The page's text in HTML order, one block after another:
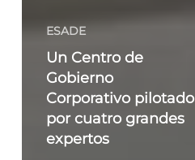
ESADE
Un Centro de
Gobierno
Corporativo pilotado
por cuatro grandes
expertos